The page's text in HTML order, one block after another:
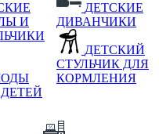
И
ДЕТСКИЕ
ДИВАНЧИКИ
ДЕТСКИЙ
СТУЛЬЧИК ДЛЯ
КОРМЛЕНИЯ